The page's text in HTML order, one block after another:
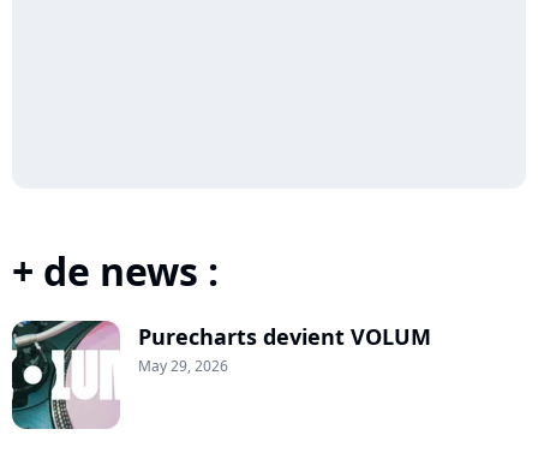
+ de news :
Purecharts devient VOLUM
May 29, 2026